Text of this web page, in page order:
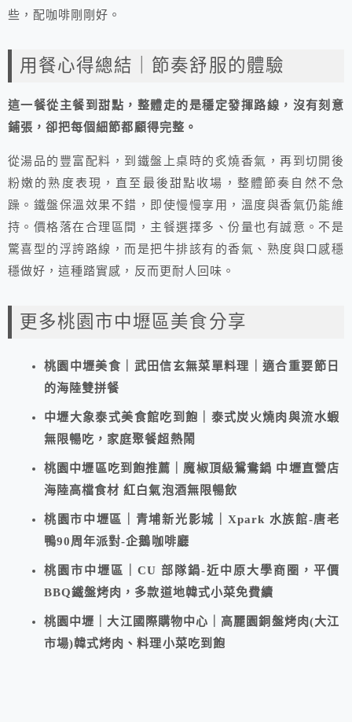
些，配咖啡剛剛好。
用餐心得總結｜節奏舒服的體驗
這一餐從主餐到甜點，整體走的是穩定發揮路線，沒有刻意
鋪張，卻把每個細節都顧得完整。
從湯品的豐富配料，到鐵盤上桌時的炙燒香氣，再到切開後
粉嫩的熟度表現，直至最後甜點收場，整體節奏自然不急
躁。鐵盤保溫效果不錯，即使慢慢享用，溫度與香氣仍能維
持。價格落在合理區間，主餐選擇多、份量也有誠意。不是
驚喜型的浮誇路線，而是把牛排該有的香氣、熟度與口感穩
穩做好，這種踏實感，反而更耐人回味。
更多桃園市中壢區美食分享
桃園中壢美食｜武田信玄無菜單料理｜適合重要節日
的海陸雙拼餐
中壢大象泰式美食館吃到飽｜泰式炭火燒肉與流水蝦
無限暢吃，家庭聚餐超熱鬧
桃園中壢區吃到飽推薦｜魔椒頂級鴛鴦鍋 中壢直營店
海陸高檔食材 紅白氣泡酒無限暢飲
桃園市中壢區｜青埔新光影城｜Xpark 水族館-唐老
鴨90周年派對-企鵝咖啡廳
桃園市中壢區｜CU 部隊鍋-近中原大學商圈，平價
BBQ鐵盤烤肉，多款道地韓式小菜免費續
桃園中壢｜大江國際購物中心｜高麗園銅盤烤肉(大江
市場)韓式烤肉、料理小菜吃到飽